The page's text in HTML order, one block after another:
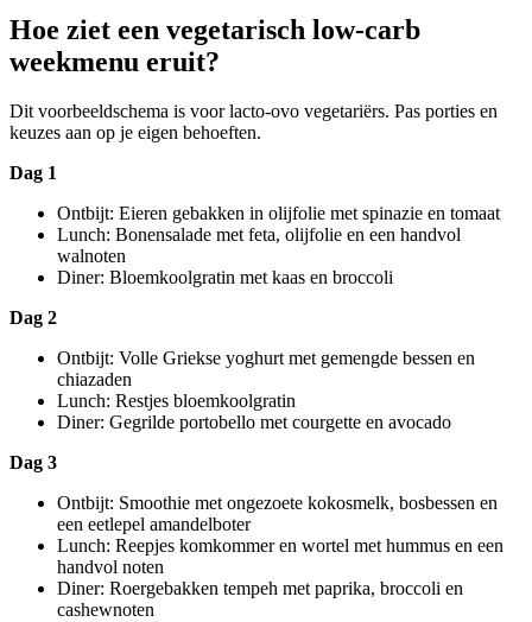
Hoe ziet een vegetarisch low-carb
weekmenu eruit?
Dit voorbeeldschema is voor lacto-ovo vegetariërs. Pas porties en
keuzes aan op je eigen behoeften.
Dag 1
Ontbijt: Eieren gebakken in olijfolie met spinazie en tomaat
Lunch: Bonensalade met feta, olijfolie en een handvol
walnoten
Diner: Bloemkoolgratin met kaas en broccoli
Dag 2
Ontbijt: Volle Griekse yoghurt met gemengde bessen en
chiazaden
Lunch: Restjes bloemkoolgratin
Diner: Gegrilde portobello met courgette en avocado
Dag 3
Ontbijt: Smoothie met ongezoete kokosmelk, bosbessen en
een eetlepel amandelboter
Lunch: Reepjes komkommer en wortel met hummus en een
handvol noten
Diner: Roergebakken tempeh met paprika, broccoli en
cashewnoten